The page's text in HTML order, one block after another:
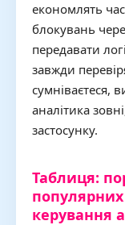
економлять
блокувань
передавати
завжди
сумніваєтеся,
аналітика
застосунку.
Таблиця:
популярних
керування